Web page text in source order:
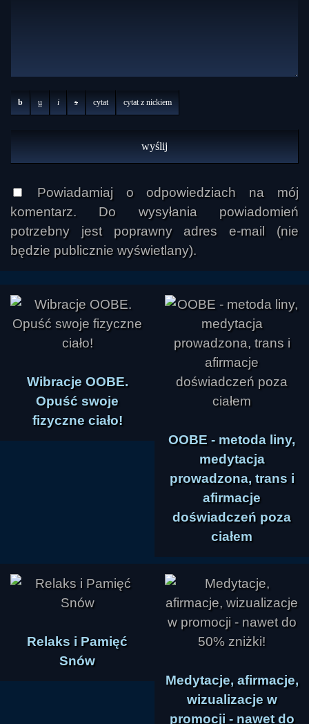
b u i s cytat cytat z nickiem
Powiadamiaj o odpowiedziach na mój
komentarz. Do wysyłania powiadomień
potrzebny jest poprawny adres e-mail (nie
będzie publicznie wyświetlany).
Wibracje OOBE.
Opuść swoje
fizyczne ciało!
OOBE - metoda liny,
medytacja
prowadzona, trans i
afirmacje
doświadczeń poza
ciałem
Relaks i Pamięć
Snów
Medytacje, afirmacje,
wizualizacje w
promocji - nawet do